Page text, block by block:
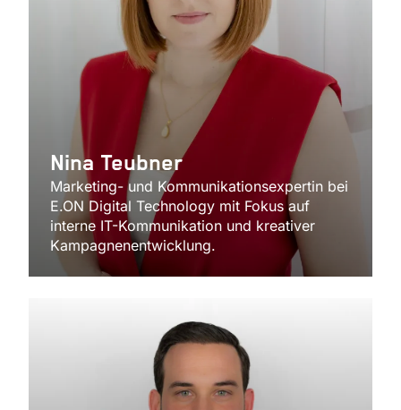
Nina Teubner
Marketing- und Kommunikationsexpertin bei
E.ON Digital Technology mit Fokus auf
interne IT-Kommunikation und kreativer
Kampagnenentwicklung.